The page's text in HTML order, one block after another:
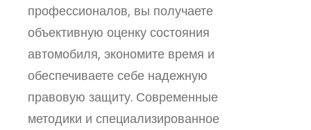
профессионалов, вы получаете
объективную оценку состояния
автомобиля, экономите время и
обеспечиваете себе надежную
правовую защиту. Современные
методики и специализированное